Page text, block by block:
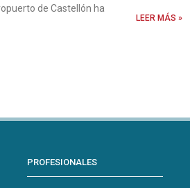
de Castellón ha
LEER MÁS »
PROFESIONALES